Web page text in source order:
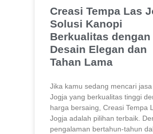
Creasi Tempa Las
Solusi Kanopi
Berkualitas dengan
Desain Elegan dan
Tahan Lama
Jika kamu sedang mencari
Jogja yang berkualitas tinggi
harga bersaing, Creasi Tempa
Jogja adalah pilihan terbaik.
pengalaman bertahun-tahun